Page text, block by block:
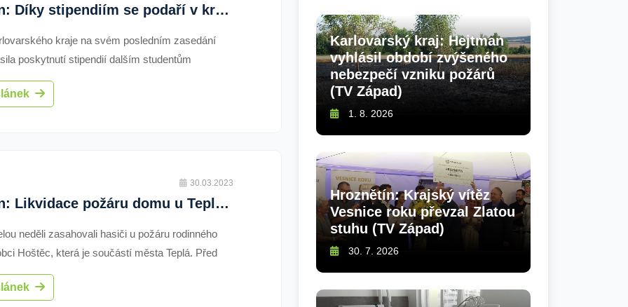
Region: Díky stipendiím se podaří v kraji udržet mladé lékaře
kraje na svém posledním zasedání
poskytnutí stipendií dalším studentům
fakult v oborech všeobecné lékařství a zubní
Podpořeno bude na 10 nových žadatelů a zvýšen
30.03.2023
Region: Likvidace požáru domu u Teplé trvala celý den
neděli zasahovali hasiči u požáru rodinného
Hoštěc, která je součástí města Teplá. Před
zpozorovala vycházející kouř ze střechy
hlídka policie.
Karlovarský kraj: Hejtman
vyhlásil období zvýšeného
nebezpečí vzniku požárů
(TV Západ)
1. 8. 2026
Hroznětín: Krajský vítěz
Vesnice roku převzal Zlatou
stuhu (TV Západ)
30. 7. 2026